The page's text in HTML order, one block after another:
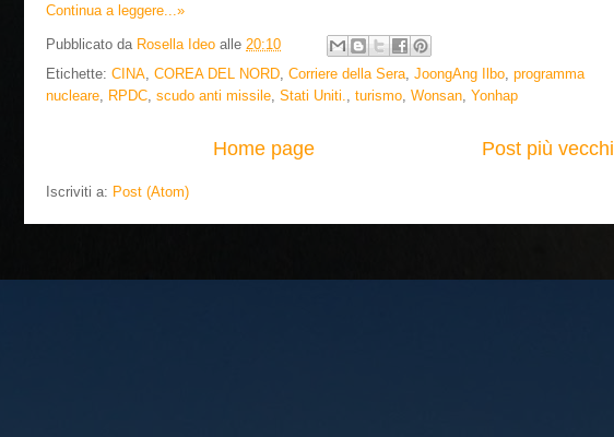
Continua a leggere...»
Pubblicato da Rosella Ideo alle 20:10
Etichette: CINA COREA DEL NORD Corriere della Sera JoongAng Ilbo programma
nucleare RPDC scudo anti missile Stati Uniti. turismo Wonsan Yonhap
Post più vecchi
Home page
Iscriviti a: Post (Atom)